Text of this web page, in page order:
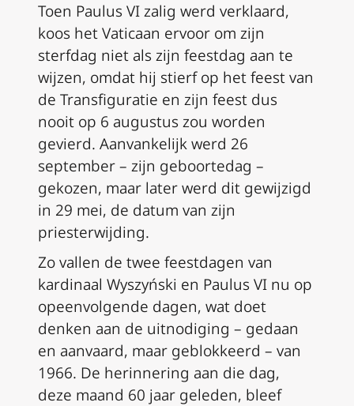
Toen Paulus VI zalig werd verklaard,
koos het Vaticaan ervoor om zijn
sterfdag niet als zijn feestdag aan te
wijzen, omdat hij stierf op het feest van
de Transfiguratie en zijn feest dus
nooit op 6 augustus zou worden
gevierd. Aanvankelijk werd 26
september – zijn geboortedag –
gekozen, maar later werd dit gewijzigd
in 29 mei, de datum van zijn
priesterwijding.
Zo vallen de twee feestdagen van
kardinaal Wyszyński en Paulus VI nu op
opeenvolgende dagen, wat doet
denken aan de uitnodiging – gedaan
en aanvaard, maar geblokkeerd – van
1966. De herinnering aan die dag,
deze maand 60 jaar geleden, bleef